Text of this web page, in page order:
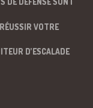
VOTRE
D’ESCALADE